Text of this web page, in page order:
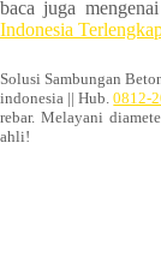
baca juga
Indonesia
Solusi Sambungan
indonesia || Hub.0812-
rebar. Melayani
ahli!